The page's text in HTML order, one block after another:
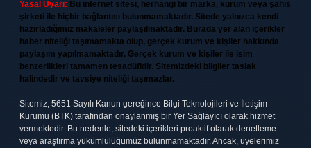
Yasal Uyarı: Bu internet sitesi, herhangi bir marka, kurum veya şahıs
şirketi ile hiçbir bağlantısı bulunmamaktadır. Sitede yalnızca kendi
hazırladığımız makaleler paylaşılmaktadır. Burada yer alan içerikler
haber niteliği taşımamakta olup, gerçek kurum ve kişiler hakkında
paylaşım yapılmamaktadır. Gerçek kurum ve kişiler ile isim
benzerlikleri tamamen tesadüfidir. Sitemizdeki bilgiler taslak
halindedir ve tavsiye niteliği taşımazlar.
Sitemiz, 5651 Sayılı Kanun gereğince Bilgi Teknolojileri ve İletişim
Kurumu (BTK) tarafından onaylanmış bir Yer Sağlayıcı olarak hizmet
vermektedir. Bu nedenle, sitedeki içerikleri proaktif olarak denetleme
veya araştırma yükümlülüğümüz bulunmamaktadır. Ancak, üyelerimiz